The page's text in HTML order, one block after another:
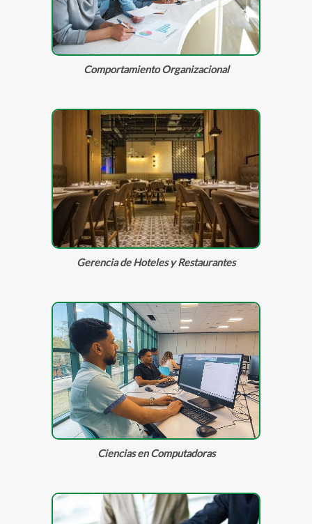
Comportamiento Organizacional
Gerencia de Hoteles y Restaurantes
Ciencias en Computadoras